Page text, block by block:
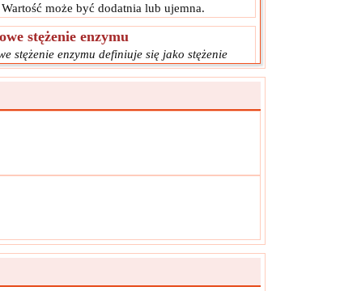
Wartość może być dodatnia lub ujemna.
stężenie enzymu
stężenie enzymu definiuje się jako stężenie
początku reakcji.
molowe